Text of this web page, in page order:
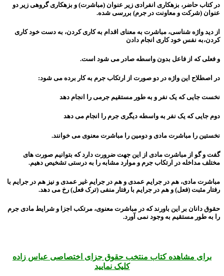
در کتاب حاضر، بزهکاری انفرادی زیر عنوان (مباشرت) و بزهکاری گروهی زیر دو
عنوان (شرکت و معاونت در جرم) بررسی شده.
از دید واژه شناسی، مباشرت به معنای اقدام به کاری کردن، به دست خود کاری
کردن،به نفس خود کاری انجام دادن
و فعلی که از فاعل بدون واسطه صادر می شود است.
در اصطلاح این واژه در دو صورت از ارتکاب جرم به کار برده می شود:
نخست جایی که یک نفر و به طور مستقیم جرمی را انجام دهد
دوم جایی که یک نفر به واسطه دیگری جرم را انجام می دهد
نخستین را مباشرت مادی و دومین را مباشرت معنوی می خوانند.
گفت و گو از مباشرت مادی از این جهت ضرورت دارد که بتوانیم صورت های
مختلف مداخله در ارتکاب جرم و موارد مشابه را به درستی تشخیص دهیم.
مباشرت مادی، هم در جرایم عمدی و هم در جرایم غیر عمدی و نیز هم در جرایم با
رفتار مثبت (فعل) و هم در جرایم با رفتار منفی (ترک فعل) رخ می دهد.
حقوق دانان بر این باورند که در مباشرت معنوی، مرتکب اجزا و شرایط مادی جرم
را به طور مستقیم به وجود نمی آورد.
برای مشاهده کتاب منتخب حقوق جزای اختصاصی عباس زاده
کلیک نمایید